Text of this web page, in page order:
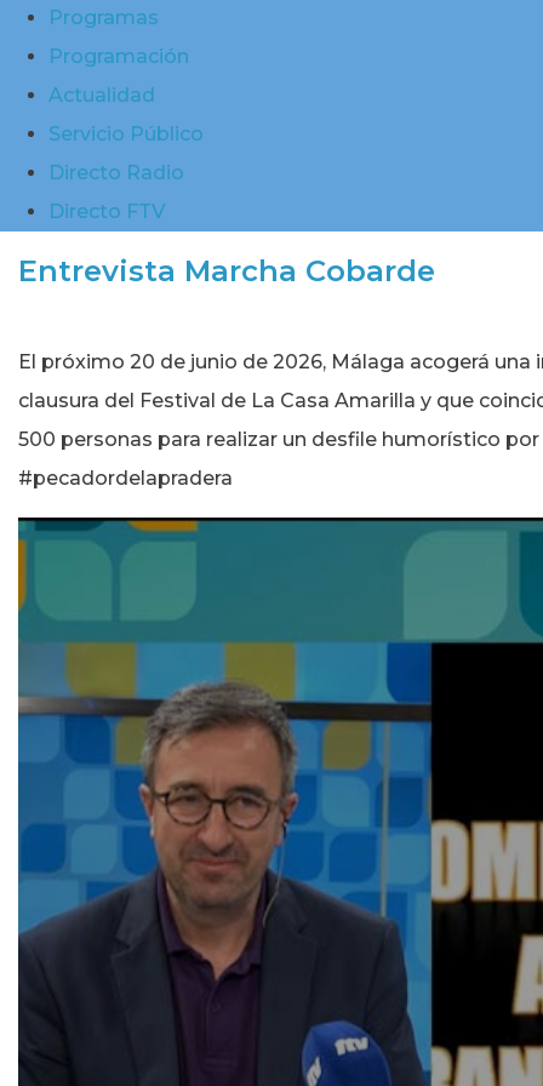
Programas
Programación
Actualidad
Servicio Público
Directo Radio
Directo FTV
Entrevista Marcha Cobarde
El próximo 20 de junio de 2026, Málaga acogerá
clausura del Festival de La Casa Amarilla y que
500 personas para realizar un desfile humorístico
#pecadordelapradera